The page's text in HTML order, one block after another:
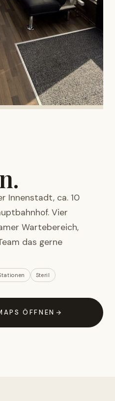
Innenstadt, ca. 10
Vier
Wartebereich,
das gerne
Steril
ÖFFNEN